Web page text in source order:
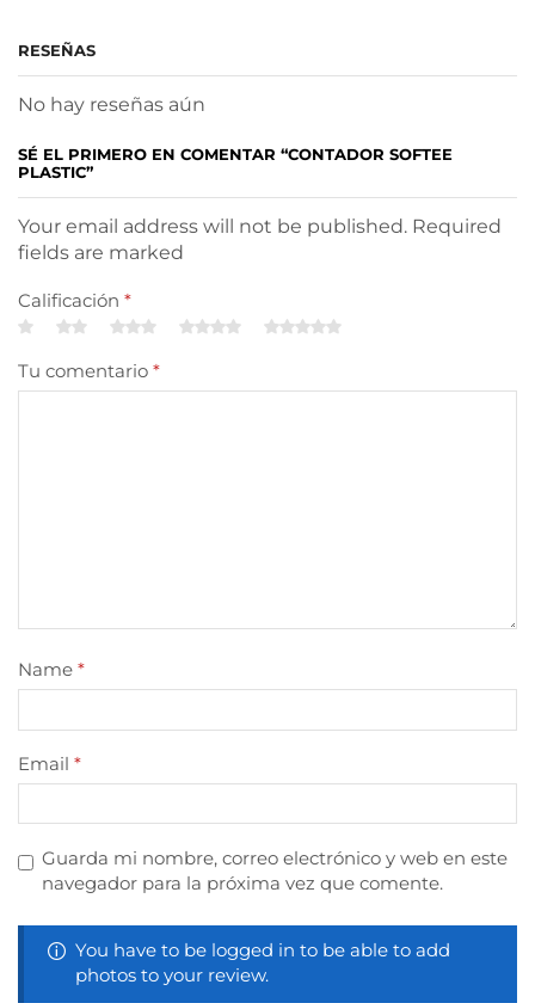
RESEÑAS
No hay reseñas aún
SÉ EL PRIMERO EN COMENTAR “CONTADOR SOFTEE
PLASTIC”
Your email address will not be published. Required
fields are marked
Calificación *
Tu comentario *
Name *
Email *
Guarda mi nombre, correo electrónico y web en este
navegador para la próxima vez que comente.
You have to be logged in to be able to add
photos to your review.